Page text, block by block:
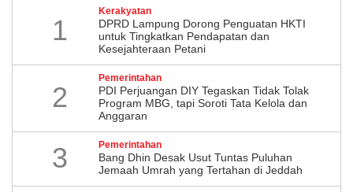
1
Kerakyatan
DPRD Lampung Dorong Penguatan HKTI
untuk Tingkatkan Pendapatan dan
Kesejahteraan Petani
2
Pemerintahan
PDI Perjuangan DIY Tegaskan Tidak Tolak
Program MBG, tapi Soroti Tata Kelola dan
Anggaran
3 Pemerintahan
Bang Dhin Desak Usut Tuntas Puluhan
Jemaah Umrah yang Tertahan di Jeddah